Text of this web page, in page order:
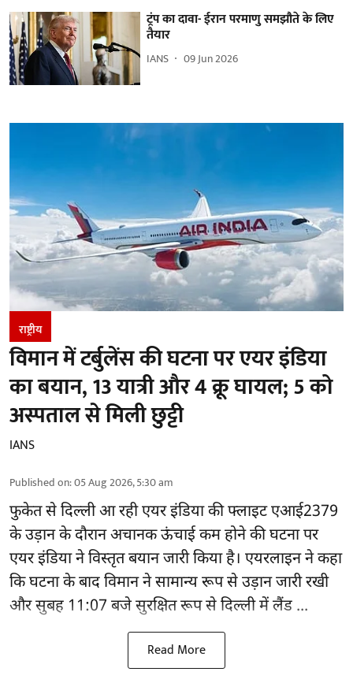
ट्रंप का दावा- ईरान परमाणु समझौते के लिए
तैयार
IANS 09 Jun 2026
राष्ट्रीय
विमान में टर्बुलेंस की घटना पर एयर इंडिया
का बयान, 13 यात्री और 4 क्रू घायल; 5 को
अस्पताल से मिली छुट्टी
IANS
Published on:05 Aug 2026, 5:30 am
फुकेत सेदिल्लीआ रही एयर इंडिया की फ्लाइट एआई2379
के उड़ान के दौरान अचानक ऊंचाई कम होने की घटना पर
एयर इंडिया ने विस्तृत बयान जारी किया है। एयरलाइन ने कहा
कि घटना के बाद विमान ने सामान्य रूप से उड़ान जारी रखी
और सुबह 11:07 बजे सुरक्षित रूप से दिल्ली में लैंड ...
Read More